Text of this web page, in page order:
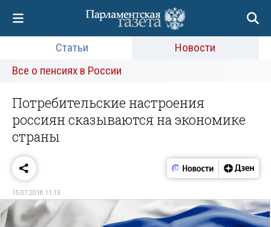
Статьи
Новости
Все о пенсиях в России
Потребительские настроения
россиян сказываются на экономике
страны
15.07.2016 11:13